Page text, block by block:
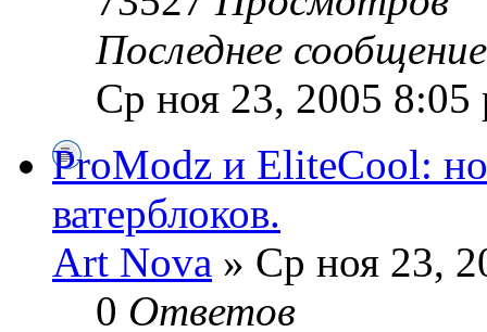
Последнее
Ср ноя 23, 2005 8:05
ProModz и EliteCool:
ватерблоков.
Art Nova » Ср ноя 23,
0 Ответов